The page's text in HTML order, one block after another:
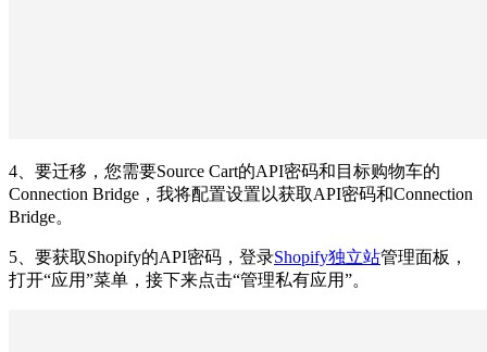
4、要迁移，您需要Source Cart的API密码和目标购物车的
Connection Bridge，我将配置设置以获取API密码和Connection
Bridge。
5、要获取Shopify的API密码，登录Shopify独立站管理面板，
打开“应用”菜单，接下来点击“管理私有应用”。